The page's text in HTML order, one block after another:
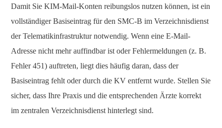
Damit Sie KIM-Mail-Konten reibungslos nutzen können, ist ein
vollständiger Basiseintrag für den SMC-B im Verzeichnisdienst
der Telematikinfrastruktur notwendig. Wenn eine E-Mail-
Adresse nicht mehr auffindbar ist oder Fehlermeldungen (z. B.
Fehler 451) auftreten, liegt dies häufig daran, dass der
Basiseintrag fehlt oder durch die KV entfernt wurde. Stellen Sie
sicher, dass Ihre Praxis und die entsprechenden Ärzte korrekt
im zentralen Verzeichnisdienst hinterlegt sind.